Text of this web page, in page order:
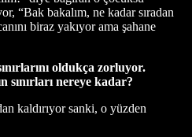
“Bak bakalım, ne kadar sıradan
biraz yakıyor ama şahane
oldukça zorluyor.
sınırları nereye kadar?
kaldırıyor sanki, o yüzden